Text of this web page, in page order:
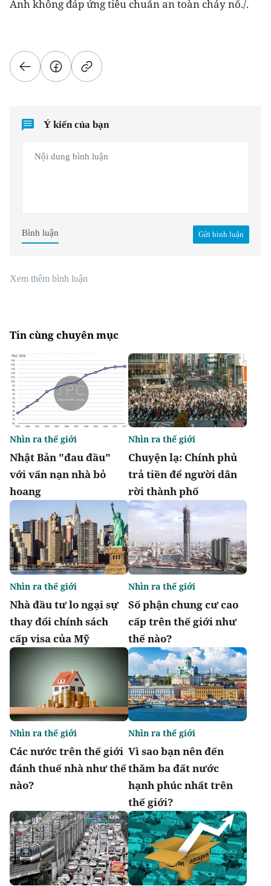
Anh không đáp ứng tiêu chuẩn an toàn cháy nổ./.
Ý kiến của bạn
Gửi bình luận
Bình luận
Xem thêm bình luận
Tin cùng chuyên mục
Nhật Bản "đau đầu"
với vấn nạn nhà bỏ
hoang
Nhìn ra thế giới
Chuyện lạ: Chính phủ
trả tiền để người dân
rời thành phố
Nhìn ra thế giới
Nhà đầu tư lo ngại sự
thay đổi chính sách
cấp visa của Mỹ
Nhìn ra thế giới
Số phận chung cư cao
cấp trên thế giới như
thế nào?
Nhìn ra thế giới
Các nước trên thế giới
đánh thuế nhà như thế
nào?
Nhìn ra thế giới
Vì sao bạn nên đến
thăm ba đất nước
hạnh phúc nhất trên
thế giới?
Nhìn ra thế giới